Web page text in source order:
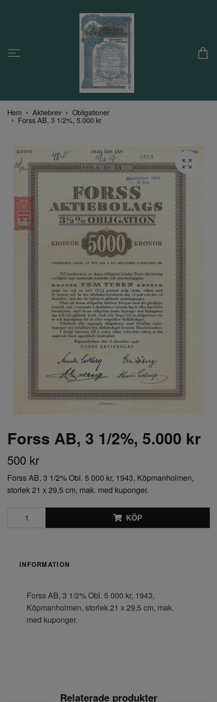
Hem Aktiebrev Obligationer
Forss AB, 3 1/2%, 5.000 kr
Forss AB, 3 1/2%, 5.000 kr
500 kr
Forss AB, 3 1/2% Obl. 5 000 kr, 1943, Köpmanholmen,
storlek 21 x 29,5 cm, mak. med kuponger.
KÖP
INFORMATION
Forss AB, 3 1/2% Obl. 5 000 kr, 1943,
Köpmanholmen, storlek 21 x 29,5 cm, mak.
med kuponger.